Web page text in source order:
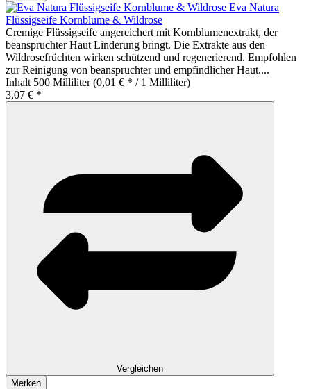
Eva Natura
Flüssigseife Kornblume & Wildrose
Cremige Flüssigseife angereichert mit Kornblumenextrakt, der
beanspruchter Haut Linderung bringt. Die Extrakte aus den
Wildrosefrüchten wirken schützend und regenerierend. Empfohlen
zur Reinigung von beanspruchter und empfindlicher Haut....
Inhalt 500 Milliliter(0,01 € * / 1 Milliliter)
3,07 € *
Vergleichen
Merken